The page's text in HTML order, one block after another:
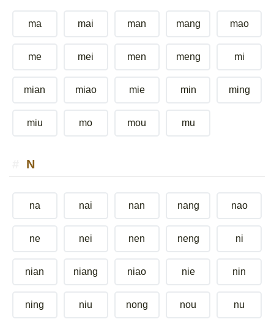
ma mai man mang mao
me mei men meng mi
mian miao mie min ming
miu mo mou mu
N
na nai nan nang nao
ne nei nen neng ni
nian niang niao nie nin
ning niu nong nou nu